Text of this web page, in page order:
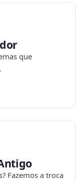
que
Fazemos a troca